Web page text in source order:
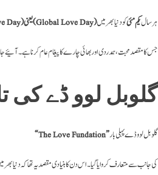
International Love Day) یعنی (Global Love Day) ہر سالیکم مئیکو دنیا بھر میں
جس کا مقصد محبت، ہمدردی اور بھائی چارے کا پیغام عام کرنا ہے۔آئیے
گلوبل لوو ڈے کی
“The Love Fundation”گلوبل لوو ڈے پہلی بار
کی جانب سے متعارف کروایا گیا۔اس دن کا بنیادی مقصد یہ تھا کہ دنیا